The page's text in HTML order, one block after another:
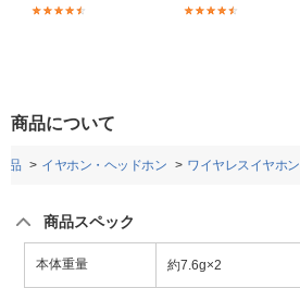
商品について
品 イヤホン・ヘッドホン ワイヤレスイヤホン
商品スペック
本体重量 約7.6g×2